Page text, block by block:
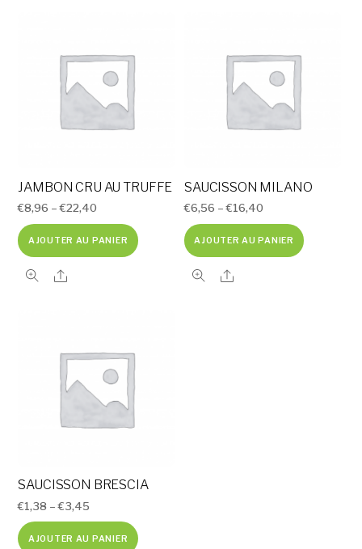
JAMBON CRU AU TRUFFE
€8,96 –€22,40
AJOUTER AU PANIER
SAUCISSON MILANO
€6,56 –€16,40
AJOUTER AU PANIER
SAUCISSON BRESCIA
€1,38 –€3,45
AJOUTER AU PANIER